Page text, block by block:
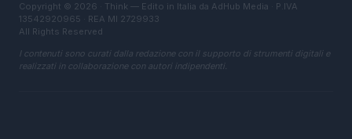
Copyright © 2026 · Think — Edito in Italia da AdHub Media · P.IVA
13542920965 · REA MI 2729933
All Rights Reserved
I contenuti sono curati dalla redazione con il supporto di strumenti digitali e
realizzati in collaborazione con autori indipendenti.